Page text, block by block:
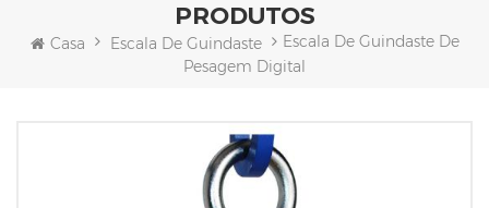
PRODUTOS
Casa Escala De Guindaste
Escala De Guindaste De
Pesagem Digital